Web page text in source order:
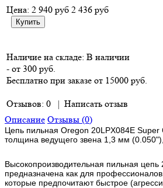
Цена: 2 940 руб 2 436 руб
Наличие на складе: В наличии
- от 300 руб.
Бесплатно при заказе от 15000 руб.
Отзывов: 0 | Написать отзыв
Описание Отзывы (0)
Цепь пильная Oregon 20LPX084E Super
толщина ведущего звена 1,3 мм
Высокопроизводительная пильная цепь
предназначена как для
которые предпочитают быстрое